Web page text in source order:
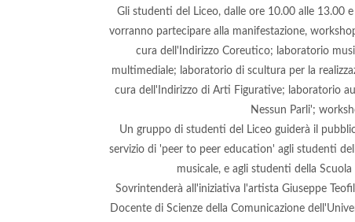
Gli studenti del Liceo, dalle ore 10.00 alle 13.00
vorranno partecipare alla manifestazione,
cura dell'Indirizzo Coreutico; laboratorio
multimediale; laboratorio di scultura per la
cura dell'Indirizzo di Arti Figurative; laboratorio
Nessun Parli';
Un gruppo di studenti del Liceo guiderà il
servizio di 'peer to peer education' agli studenti
musicale, e agli studenti della
Sovrintenderà all'iniziativa l'artista Giuseppe
Docente di Scienze della Comunicazione